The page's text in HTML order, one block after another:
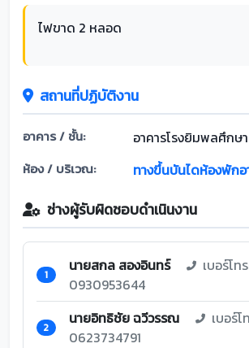
ไฟขาด 2 หลอด
สถานที่ปฏิบัติงาน
อาคาร / ชั้น: อาคารโรงยิมพลศึกษ
ห้อง / บริเวณ: ทางขึ้นบันไดห้องพักอ
ช่างผู้รับผิดชอบดำเนินงาน
1 นายสกล สองอินทร์
เบอร์โ
0930953644
2 นายอิทธิชัย ฉวีวรรณ
เบอร์
0623734791